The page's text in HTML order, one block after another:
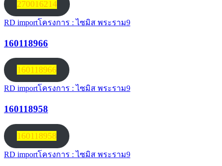
270016214
RD importโครงการ : ไซมิส พระราม9
160118966
160118966
RD importโครงการ : ไซมิส พระราม9
160118958
160118958
RD importโครงการ : ไซมิส พระราม9